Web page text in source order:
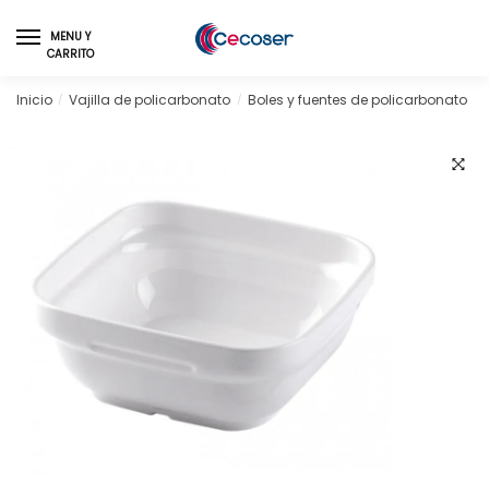
to
navigation
to
content
MENU Y
CARRITO
Inicio / Vajilla de policarbonato / Boles y fuentes de policarbonato